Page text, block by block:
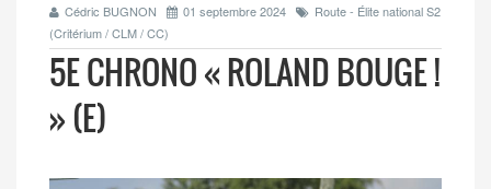
Cédric BUGNON 01 septembre 2024
Route - Élite national S2
(Critérium / CLM / CC)
5E CHRONO « ROLAND BOUGE !
» (E)